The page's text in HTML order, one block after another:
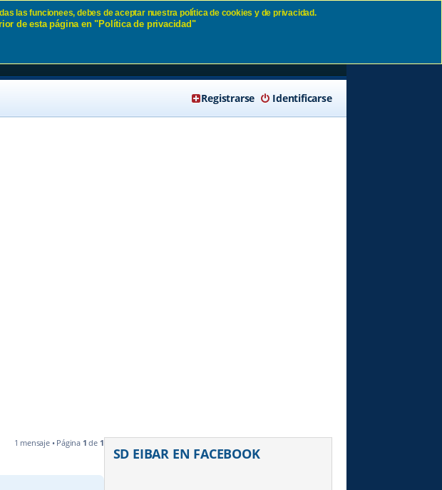
Identificarse
Registrarse
1 mensaje • Página 1 de 1
SD EIBAR EN FACEBOOK
las funcionees, debes de aceptar nuestra política de cookies y de privacidad.
de esta página en "Política de privacidad"